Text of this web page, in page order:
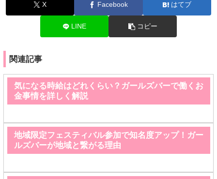
X Facebook はてブ
LINE コピー
関連記事
気になる時給はどれくらい？ガールズバーで働くお
金事情を詳しく解説
地域限定フェスティバル参加で知名度アップ！ガー
ルズバーが地域と繋がる理由